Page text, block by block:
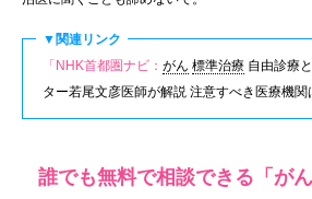
▼関連リンク
「NHK首都圏ナビ： がん 標準治療 自由診療
ター若尾文彦医師が解説 注意すべき医療機関
誰でも無料で相談できる「が